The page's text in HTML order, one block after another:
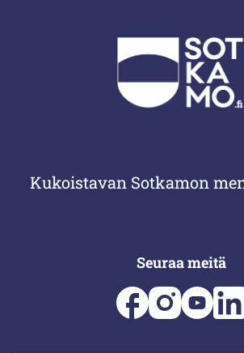
Kukoistavan Sotkamon
Seuraa meitä